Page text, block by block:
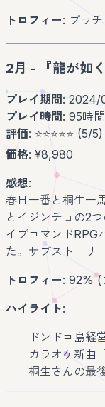
トロフィー: プラ
2月 - 『龍が如
プレイ期間: 2024/
プレイ時間 : 95時間
評価: ⭐️⭐️⭐️⭐️⭐️ (5/5)
価格: ¥8,980
感想:
春日一番と桐生一
とイジンチョの2
イブコマンドRPG
た。サブストーリ
トロフィー: 92% (
ハイライト:
ドンドコ島経
カラオケ新曲
桐生さんの最